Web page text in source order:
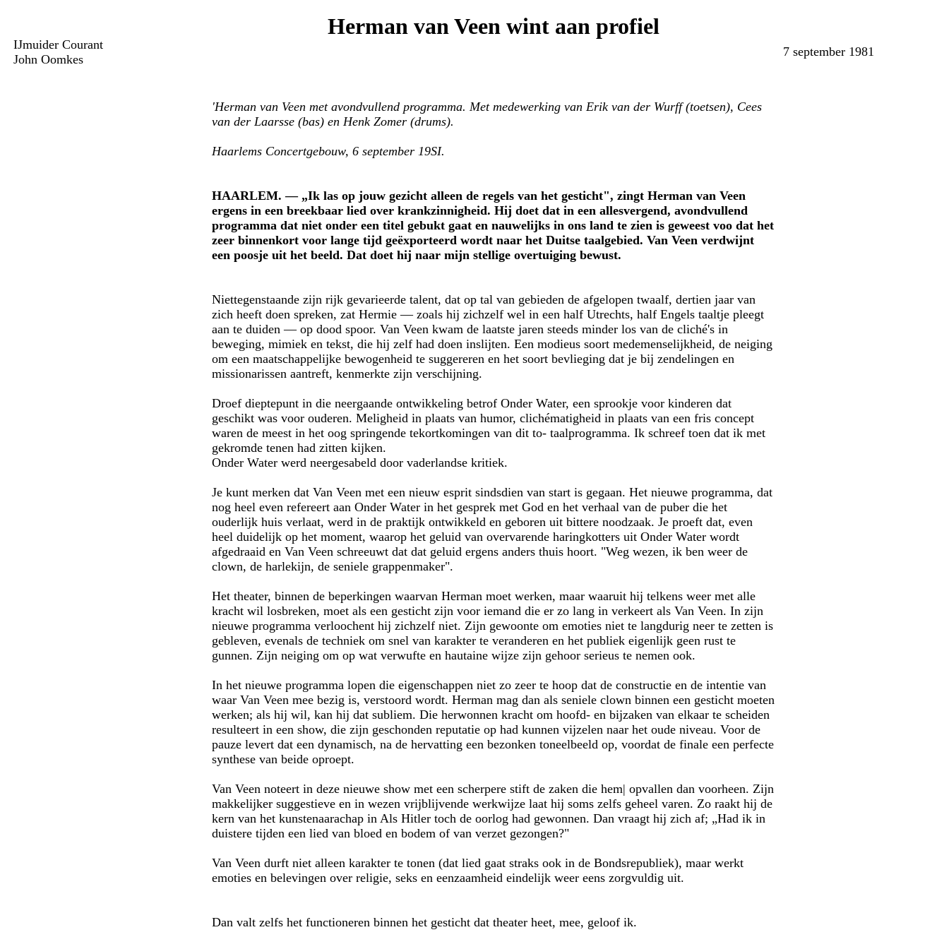
IJmuider Courant
John Oomkes
Herman van Veen wint aan profiel
7 september 1981
'Herman van Veen met avondvullend programma. Met medewerking van Erik van der Wurff (toetsen), Cees
van der Laarsse (bas) en Henk Zomer (drums).
Haarlems Concertgebouw, 6 september 19SI.
HAARLEM. — „Ik las op jouw gezicht alleen de regels van het gesticht", zingt Herman van Veen
ergens in een breekbaar lied over krankzinnigheid. Hij doet dat in een allesvergend, avondvullend
programma dat niet onder een titel gebukt gaat en nauwelijks in ons land te zien is geweest voo dat het
zeer binnenkort voor lange tijd geëxporteerd wordt naar het Duitse taalgebied. Van Veen verdwijnt
een poosje uit het beeld. Dat doet hij naar mijn stellige overtuiging bewust.
Niettegenstaande zijn rijk gevarieerde talent, dat op tal van gebieden de afgelopen twaalf, dertien jaar van
zich heeft doen spreken, zat Hermie — zoals hij zichzelf wel in een half Utrechts, half Engels taaltje pleegt
aan te duiden — op dood spoor. Van Veen kwam de laatste jaren steeds minder los van de cliché's in
beweging, mimiek en tekst, die hij zelf had doen inslijten. Een modieus soort medemenselijkheid, de neiging
om een maatschappelijke bewogenheid te suggereren en het soort bevlieging dat je bij zendelingen en
missionarissen aantreft, kenmerkte zijn verschijning.
Droef dieptepunt in die neergaande ontwikkeling betrof Onder Water, een sprookje voor kinderen dat
geschikt was voor ouderen. Meligheid in plaats van humor, clichématigheid in plaats van een fris concept
waren de meest in het oog springende tekortkomingen van dit to- taalprogramma. Ik schreef toen dat ik met
gekromde tenen had zitten kijken.
Onder Water werd neergesabeld door vaderlandse kritiek.
Je kunt merken dat Van Veen met een nieuw esprit sindsdien van start is gegaan. Het nieuwe programma, dat
nog heel even refereert aan Onder Water in het gesprek met God en het verhaal van de puber die het
ouderlijk huis verlaat, werd in de praktijk ontwikkeld en geboren uit bittere noodzaak. Je proeft dat, even
heel duidelijk op het moment, waarop het geluid van overvarende haringkotters uit Onder Water wordt
afgedraaid en Van Veen schreeuwt dat dat geluid ergens anders thuis hoort. "Weg wezen, ik ben weer de
clown, de harlekijn, de seniele grappenmaker".
Het theater, binnen de beperkingen waarvan Herman moet werken, maar waaruit hij telkens weer met alle
kracht wil losbreken, moet als een gesticht zijn voor iemand die er zo lang in verkeert als Van Veen. In zijn
nieuwe programma verloochent hij zichzelf niet. Zijn gewoonte om emoties niet te langdurig neer te zetten is
gebleven, evenals de techniek om snel van karakter te veranderen en het publiek eigenlijk geen rust te
gunnen. Zijn neiging om op wat verwufte en hautaine wijze zijn gehoor serieus te nemen ook.
In het nieuwe programma lopen die eigenschappen niet zo zeer te hoop dat de constructie en de intentie van
waar Van Veen mee bezig is, verstoord wordt. Herman mag dan als seniele clown binnen een gesticht moeten
werken; als hij wil, kan hij dat subliem. Die herwonnen kracht om hoofd- en bijzaken van elkaar te scheiden
resulteert in een show, die zijn geschonden reputatie op had kunnen vijzelen naar het oude niveau. Voor de
pauze levert dat een dynamisch, na de hervatting een bezonken toneelbeeld op, voordat de finale een perfecte
synthese van beide oproept.
Van Veen noteert in deze nieuwe show met een scherpere stift de zaken die hem| opvallen dan voorheen. Zijn
makkelijker suggestieve en in wezen vrijblijvende werkwijze laat hij soms zelfs geheel varen. Zo raakt hij de
kern van het kunstenaarachap in Als Hitler toch de oorlog had gewonnen. Dan vraagt hij zich af; „Had ik in
duistere tijden een lied van bloed en bodem of van verzet gezongen?"
Van Veen durft niet alleen karakter te tonen (dat lied gaat straks ook in de Bondsrepubliek), maar werkt
emoties en belevingen over religie, seks en eenzaamheid eindelijk weer eens zorgvuldig uit.
Dan valt zelfs het functioneren binnen het gesticht dat theater heet, mee, geloof ik.